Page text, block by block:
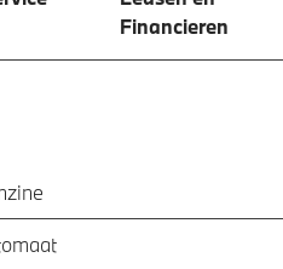
Financieren